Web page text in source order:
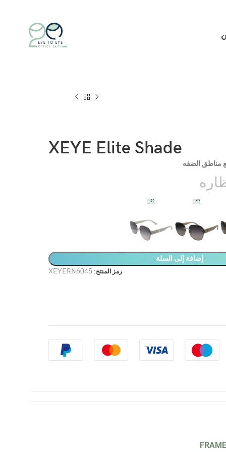
XEYE Elite Shade
مناطق الضفه
إضافة إلى السلة
رمز المنتج: XEYERN6045